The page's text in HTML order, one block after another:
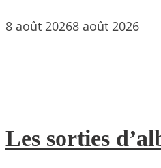
8 août 20268 août 2026
Les sorties